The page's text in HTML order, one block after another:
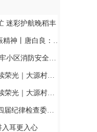
迷彩护航晚稻丰
丹心映党徽 一腔热血暖万家
区消防安全防线
村退役军人共话初心
村退役军人共话初心
会召开第一次全体会议
入耳更入心